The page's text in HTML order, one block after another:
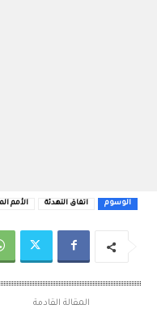
الوسوم اتفاق التهدئة الأمم
المقالة القادمة